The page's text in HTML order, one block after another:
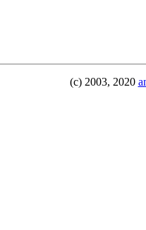
(c) 2003, 2020